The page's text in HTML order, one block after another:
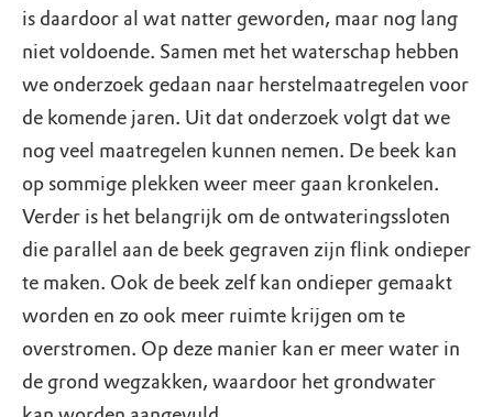
is daardoor al wat natter geworden, maar nog lang
niet voldoende. Samen met het waterschap hebben
we onderzoek gedaan naar herstelmaatregelen voor
de komende jaren. Uit dat onderzoek volgt dat we
nog veel maatregelen kunnen nemen. De beek kan
op sommige plekken weer meer gaan kronkelen.
Verder is het belangrijk om de ontwateringssloten
die parallel aan de beek gegraven zijn flink ondieper
te maken. Ook de beek zelf kan ondieper gemaakt
worden en zo ook meer ruimte krijgen om te
overstromen. Op deze manier kan er meer water in
de grond wegzakken, waardoor het grondwater